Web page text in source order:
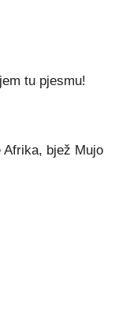
tu pjesmu!
Afrika, bjež Mujo